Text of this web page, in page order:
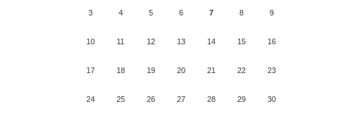
3 4 5 6 7 8 9
10 11 12 13 14 15 16
17 18 19 20 21 22 23
24 25 26 27 28 29 30